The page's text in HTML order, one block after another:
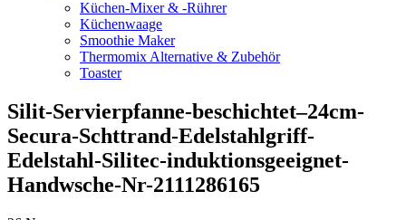
Küchen-Mixer & -Rührer
Küchenwaage
Smoothie Maker
Thermomix Alternative & Zubehör
Toaster
Silit-Servierpfanne-beschichtet–24cm-
Secura-Schttrand-Edelstahlgriff-
Edelstahl-Silitec-induktionsgeeignet-
Handwsche-Nr-2111286165